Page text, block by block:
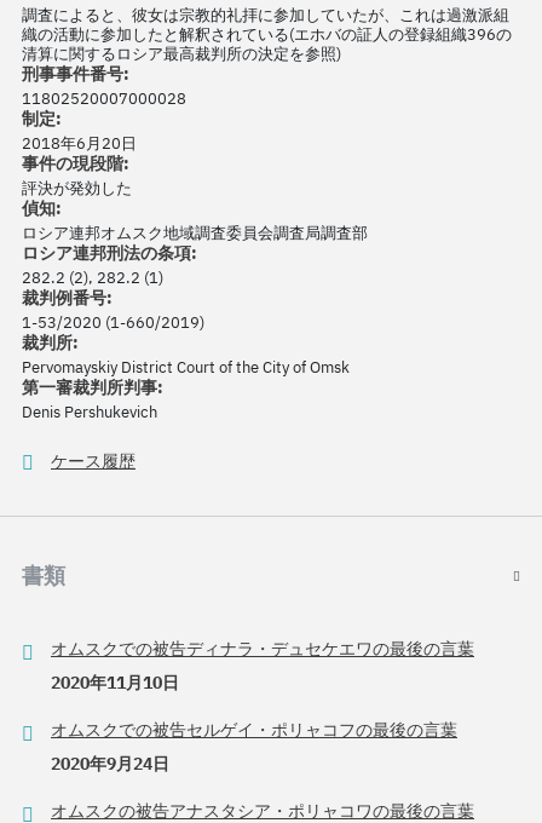
調査によると、彼女は宗教的礼拝に参加していたが、これは過激派組
織の活動に参加したと解釈されている(エホバの証人の登録組織396の
清算に関するロシア最高裁判所の決定を参照)
刑事事件番号:
11802520007000028
制定:
2018年6月20日
事件の現段階:
評決が発効した
偵知:
ロシア連邦オムスク地域調査委員会調査局調査部
ロシア連邦刑法の条項:
282.2 (2), 282.2 (1)
裁判例番号:
1-53/2020 (1-660/2019)
裁判所:
Pervomayskiy District Court of the City of Omsk
第一審裁判所判事:
Denis Pershukevich
ケース履歴
書類
オムスクでの被告ディナラ・デュセケエワの最後の言葉
2020年11月10日
オムスクでの被告セルゲイ・ポリャコフの最後の言葉
2020年9月24日
オムスクの被告アナスタシア・ポリャコワの最後の言葉